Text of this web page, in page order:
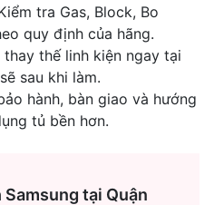
tra Gas, Block, Bo
quy định của hãng.
thay thế linh kiện ngay tại
sau khi làm.
hành, bàn giao và hướng
tủ bền hơn.
Samsung tại Quận